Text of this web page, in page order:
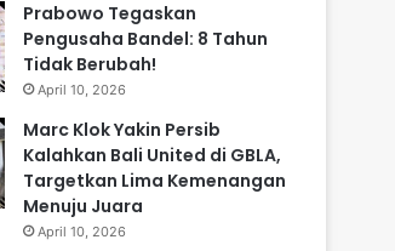
Prabowo Tegaskan
Pengusaha Bandel: 8 Tahun
Tidak Berubah!
April 10, 2026
Marc Klok Yakin Persib
Kalahkan Bali United di GBLA,
Targetkan Lima Kemenangan
Menuju Juara
April 10, 2026